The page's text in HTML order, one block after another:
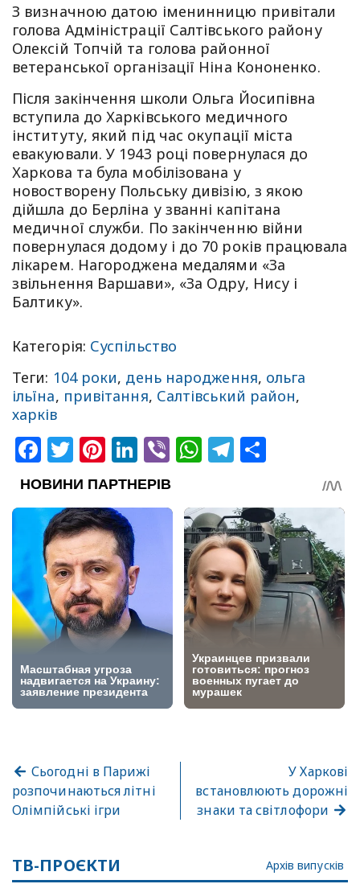
З визначною датою іменинницю привітали
голова Адміністрації Салтівського району
Олексій Топчій та голова районної
ветеранської організації Ніна Кононенко.
Після закінчення школи Ольга Йосипівна
вступила до Харківського медичного
інституту, який під час окупації міста
евакуювали. У 1943 році повернулася до
Харкова та була мобілізована у
новостворену Польську дивізію, з якою
дійшла до Берліна у званні капітана
медичної служби. По закінченню війни
повернулася додому і до 70 років працювала
лікарем. Нагороджена медалями «За
звільнення Варшави», «За Одру, Нису і
Балтику».
Категорія: Суспільство
Теги: 104 роки, день народження, ольга
ільїна, привітання, Салтівський район,
харків
Facebook
Twitter
Pinterest
LinkedIn
ViberWhatsApp
Telegram
Сьогодні в Парижі
розпочинаються літні
Олімпійські ігри
У Харкові
встановлюють дорожні
знаки та світлофори
ТВ-ПРОЄКТИ Архів випусків